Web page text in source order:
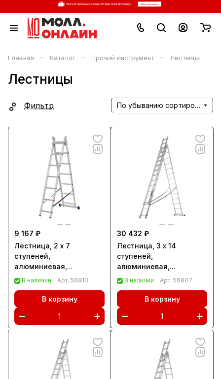
Главная – Каталог – Прочий инструмент – Лестницы
Лестницы
Фильтр По убыванию сортировки
9 167 ₽
Лестница, 2 х 7
ступеней,
алюминиевая,
двухсекционная,
В наличии Арт. 56810
В корзину
30 432 ₽
Лестница, 3 х 14
ступеней,
алюминиевая,
трехсекционная,
В наличии Арт. 56807
В корзину